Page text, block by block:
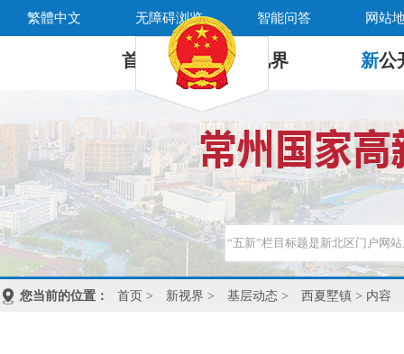
繁體中文 无障碍浏览 智能问答 网站
首 页 新 视界 新公
您当前的位置： 首页 > 新视界 > 基层动态 > 西夏墅镇 > 内容